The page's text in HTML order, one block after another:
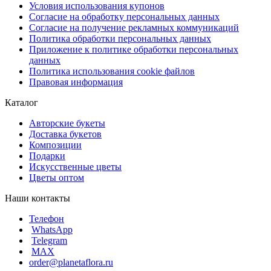
Условия использования купонов
Согласие на обработку персональных данных
Согласие на получение рекламных коммуникаций
Политика обработки персональных данных
Приложение к политике обработки персональных
данных
Политика использования cookie файлов
Правовая информация
Каталог
Авторские букеты
Доставка букетов
Композиции
Подарки
Искусственные цветы
Цветы оптом
Наши контакты
Телефон
WhatsApp
Telegram
MAX
order@planetaflora.ru